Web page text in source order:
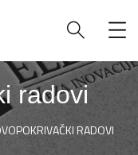
radovi
RADOVI